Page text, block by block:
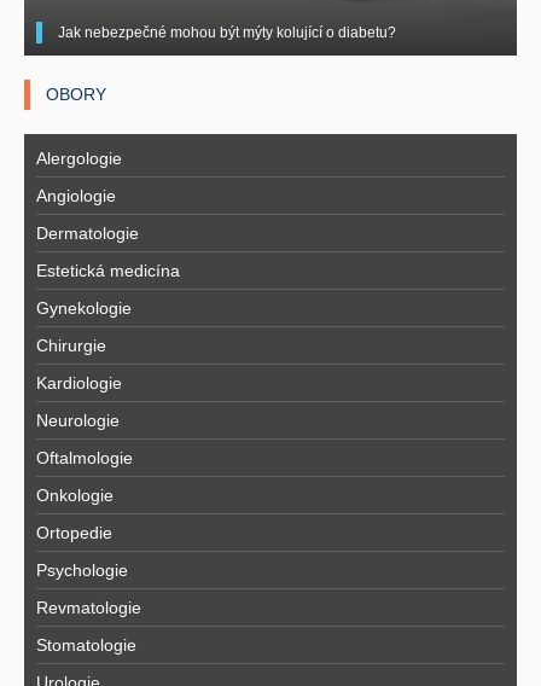
Jak nebezpečné mohou být mýty kolující o diabetu?
OBORY
Alergologie
Angiologie
Dermatologie
Estetická medicína
Gynekologie
Chirurgie
Kardiologie
Neurologie
Oftalmologie
Onkologie
Ortopedie
Psychologie
Revmatologie
Stomatologie